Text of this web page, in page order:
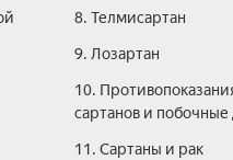
8. Телмисартан
9. Лозартан
10.
сартанов и побочные
11. Сартаны и рак